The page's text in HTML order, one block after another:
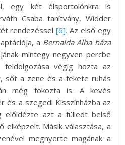
egy két élsportolónkra is
Csaba tanítvány, Widder
rendezéssel[6]. Az első egy
a Bernalda Alba háza
mintegy negyven percbe
feldolgozása végig hozta az
sőt a zene és a fekete ruhás
még fokozta is. A kevés
és a szegedi Kisszínházba az
előidézte azt a fülledt belső
elképzelt. Másik választása, a
megnyerte magának a